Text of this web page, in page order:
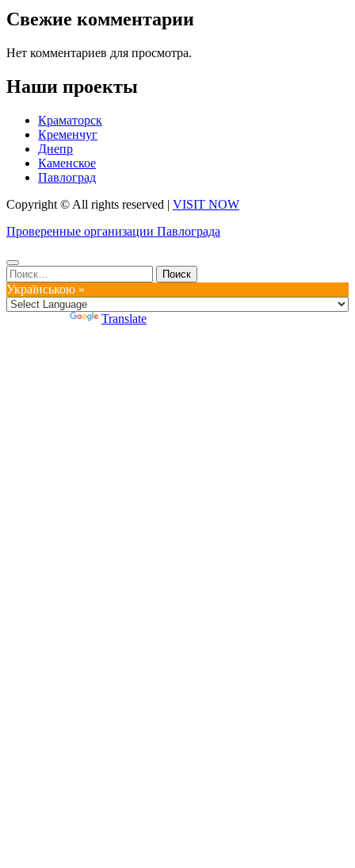
Свежие комментарии
Нет комментариев для просмотра.
Наши проекты
Краматорск
Кременчуг
Днепр
Каменское
Павлоград
Copyright © All rights reserved | VISIT NOW
Проверенные организации Павлограда
Найти:
Українською »
Translate